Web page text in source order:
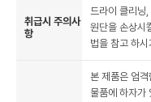
취급시 주의사
항
드라이 클리닝
원단을 손상시
법을 참고 하
본 제품은 엄
물품에 하자가